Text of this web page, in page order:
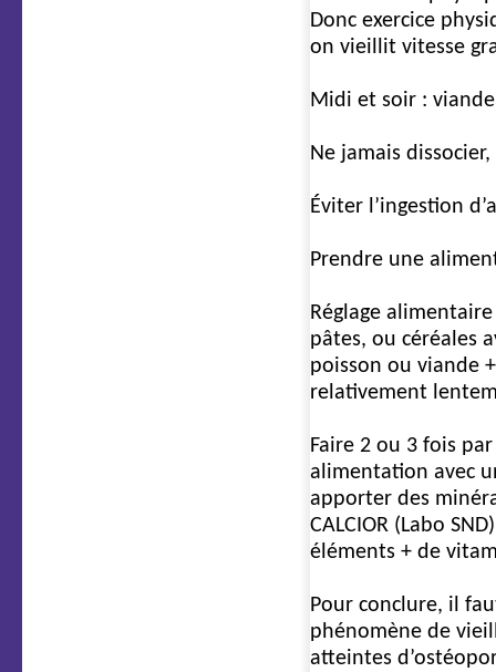
Donc exercice
on vieillit vitesse
Midi et soir :
Ne jamais
Éviter l’ingestion
Prendre une
Réglage
pâtes, ou céréales
poisson ou viande
relativement
Faire 2 ou 3 fois
alimentation avec
apporter des
CALCIOR (Labo
éléments + de
Pour conclure, il
phénomène de
atteintes